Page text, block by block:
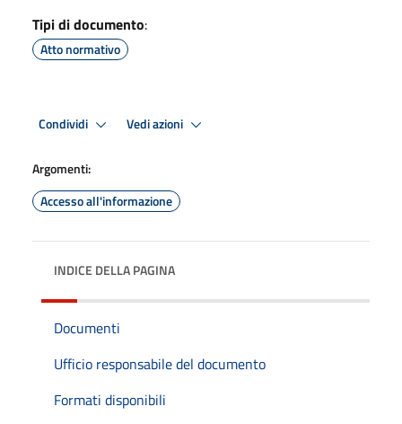
Tipi di documento:
Atto normativo
Condividi Vedi azioni
Argomenti:
Accesso all'informazione
INDICE DELLA PAGINA
Documenti
Ufficio responsabile del documento
Formati disponibili